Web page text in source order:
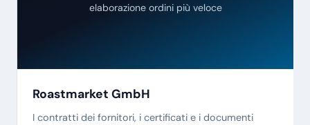
elaborazione ordini più veloce
Roastmarket GmbH
I contratti dei fornitori, i certificati e i documenti